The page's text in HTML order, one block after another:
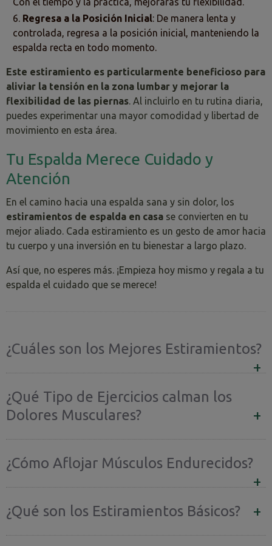
Regresa a la Posición Inicial: De manera lenta y
controlada, regresa a la posición inicial, manteniendo la
espalda recta en todo momento.
Este estiramiento es particularmente beneficioso para
aliviar la tensión en la zona lumbar y mejorar la
flexibilidad de las piernas. Al incluirlo en tu rutina diaria,
puedes experimentar una mayor comodidad y libertad de
movimiento en esta área.
Tu Espalda Merece Cuidado y
Atención
En el camino hacia una espalda sana y sin dolor, los
estiramientos de espalda en casa se convierten en tu
mejor aliado. Cada estiramiento es un gesto de amor hacia
tu cuerpo y una inversión en tu bienestar a largo plazo.
Así que, no esperes más. ¡Empieza hoy mismo y regala a tu
espalda el cuidado que se merece!
¿Cuáles son los Mejores Estiramientos?
¿Qué Tipo de Ejercicios calman los
Dolores Musculares?
¿Cómo Aflojar Músculos Endurecidos?
¿Qué son los Estiramientos Básicos?